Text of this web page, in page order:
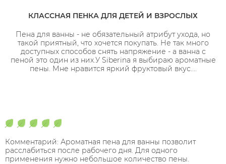
КЛАССНАЯ ПЕНКА ДЛЯ ДЕТЕЙ И ВЗРОСЛЫХ
Пена для ванны - не обязательный атрибут ухода, но
такой приятный, что хочется покупать. Не так много
доступных способов снять напряжение - а ванна с
пеной это один из них.У Siberina я выбираю ароматные
пены. Мне нравится яркий фруктовый вкус....
Комментарий: Ароматная пена для ванны позволит
расслабиться после рабочего дня. Для одного
применения нужно небольшое количество пены.